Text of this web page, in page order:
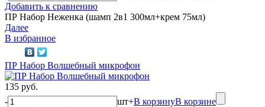
Добавить к сравнению
ПР Набор Неженка (шамп 2в1 300мл+крем 75мл)
Далее
В избранное
ПР Набор Волшебный микрофон
135 руб.
-
шт+В корзинуВ корзине